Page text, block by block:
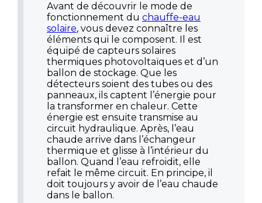
Avant de découvrir le mode de
fonctionnement du chauffe-eau
solaire, vous devez connaître les
éléments qui le composent. Il est
équipé de capteurs solaires
thermiques photovoltaïques et d’un
ballon de stockage. Que les
détecteurs soient des tubes ou des
panneaux, ils captent l’énergie pour
la transformer en chaleur. Cette
énergie est ensuite transmise au
circuit hydraulique. Après, l’eau
chaude arrive dans l’échangeur
thermique et glisse à l’intérieur du
ballon. Quand l’eau refroidit, elle
refait le même circuit. En principe, il
doit toujours y avoir de l’eau chaude
dans le ballon.